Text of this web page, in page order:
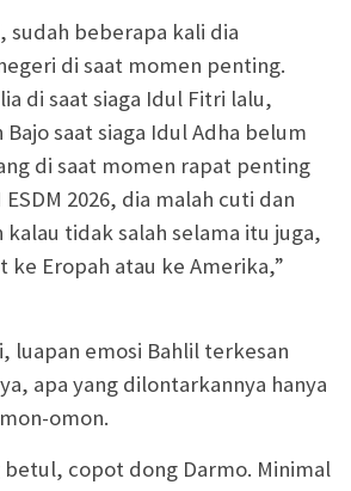
sudah beberapa kali dia
di saat momen penting.
di saat siaga Idul Fitri lalu,
saat siaga Idul Adha belum
di saat momen rapat penting
2026, dia malah cuti dan
kalau tidak salah selama itu juga,
ke Eropah atau ke Amerika,”
luapan emosi Bahlil terkesan
apa yang dilontarkannya hanya
omon.
betul, copot dong Darmo. Minimal